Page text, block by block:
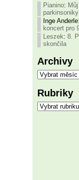
Pianino:
parkinsoniky
Inge Anderle:
koncert pro
Leszek:8.
skončila
Archivy
Archivy
Rubriky
Rubriky